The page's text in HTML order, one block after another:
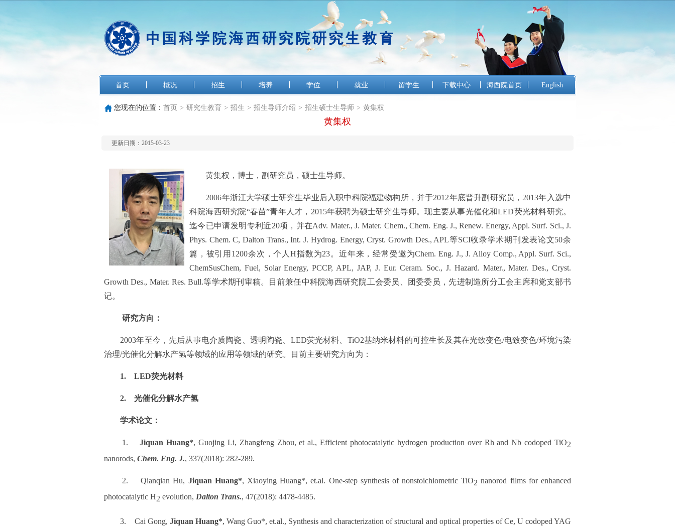
首页 概况 招生 培养 学位 就业 留学生 下载中心 海西院首页 English
您现在的位置： 首页 > 研究生教育 > 招生 > 招生导师介绍 > 招生硕士生导师 > 黄集权
黄集权
更新日期：2015-03-23
黄集权，博士，副研究员，硕士生导师。
2006年浙江大学硕士研究生毕业后入职中科院福建物构所，并于2012年底晋升副研究员， 2013年入选中
科院海西研究院“春苗”青年人才， 2015年获聘为硕士研究生导师。现主要从事光催化和LED荧光材料研究。
迄今已申请发明专利近20项，并在Adv. Mater., J. Mater. Chem., Chem. Eng. J., Renew. Energy, Appl. Surf. Sci., J.
Phys. Chem. C, Dalton Trans., Int. J. Hydrog. Energy, Cryst. Growth Des., APL等SCI收录学术期刊发表论文50余
篇，被引用 1200余次，个人H指数为23。近年来，经常受邀为Chem. Eng. J., J. Alloy Comp., Appl. Surf. Sci.,
ChemSusChem, Fuel, Solar Energy, PCCP, APL, JAP, J. Eur. Ceram. Soc., J. Hazard. Mater., Mater. Des., Cryst.
Growth Des., Mater. Res. Bull.等学术期刊审稿。目前兼任中科院海西研究院工会委员、团委委员，先进制造所分工会主席和党支部书
记。
研究方向：
2003年至今，先后从事电介质陶瓷、透明陶瓷、 LED荧光材料、 TiO2基纳米材料的可控生长及其在光致变色/电致变色/环境污染
治理/光催化分解水产氢等领域的应用等领域的研究。目前主要研究方向为：
1. LED荧光材料
2. 光催化分解水产氢
学术论文：
1. Jiquan Huang*, Guojing Li, Zhangfeng Zhou, et al., Efficient photocatalytic hydrogen production over Rh and Nb codoped TiO2
nanorods, Chem. Eng. J., 337(2018): 282-289.
2. Qianqian Hu, Jiquan Huang*, Xiaoying Huang*, et.al. One-step synthesis of nonstoichiometric TiO2 nanorod films for enhanced
photocatalytic H2 evolution, Dalton Trans., 47(2018): 4478-4485.
3. Cai Gong, Jiquan Huang*, Wang Guo*, et.al., Synthesis and characterization of structural and optical properties of Ce, U codoped YAG